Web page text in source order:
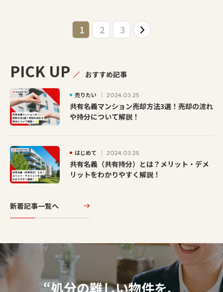
1 2 3
PICK UP おすすめ記事
売りたい 2024.03.25
共有名義マンション売却方法3選！売却の流れ
や持分について解説！
はじめて 2024.03.25
共有名義（共有持分）とは？メリット・デメ
リットをわかりやすく解説！
新着記事一覧へ
“処分の難しい物件を、